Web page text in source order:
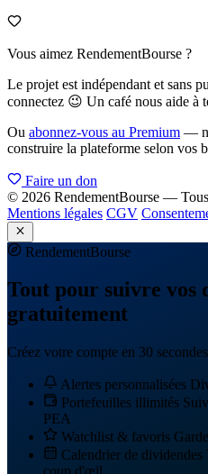
Vous aimez RendementBourse ?
Le projet est indépendant et sans
connectez 😉 Un café nous aide à
Ou abonnez-vous au Premium —
construire la plateforme selon vos
Faire un don
© 2026 RendementBourse —
Mentions légales CGV
RendementBourse
Tout pour suivre vos
gratuitement
Créez votre compte en 30
Alertes personnalisées
Portefeuilles illimités
PEA
Watchlist & favoris
Calendrier de dividendes